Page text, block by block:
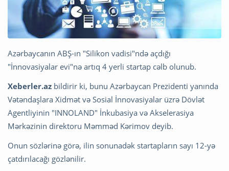
Azərbaycanın ABŞ-ın "Silikon vadisi"ndə açdığı
"İnnovasiyalar evi"nə artıq 4 yerli startap cəlb olunub.
Xeberler.az bildirir ki, bunu Azərbaycan Prezidenti yanında
Vətəndaşlara Xidmət və Sosial İnnovasiyalar üzrə Dövlət
Agentliyinin "INNOLAND" İnkubasiya və Akselerasiya
Mərkəzinin direktoru Məmməd Kərimov deyib.
Onun sözlərinə görə, ilin sonunadək startapların sayı 12-yə
çatdırılacağı gözlənilir.